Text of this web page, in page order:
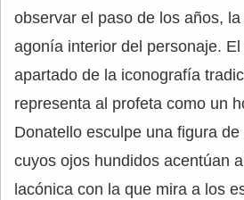
observar el paso de los años,
agonía interior del personaje.
apartado de la iconografía
representa al profeta como un
Donatello esculpe una figura de
cuyos ojos hundidos acentúan
lacónica con la que mira a los